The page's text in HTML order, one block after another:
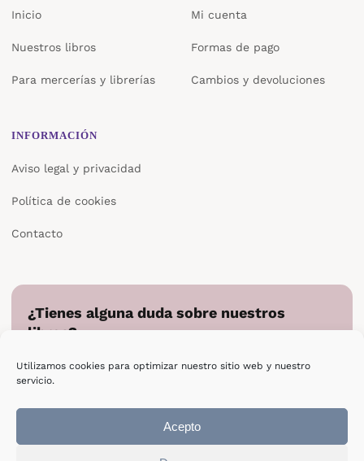
Utilizamos cookies para optimizar nuestro sitio web y nuestro
servicio.
Acepto
Inicio
Nuestros libros
Para mercerías y librerías
Mi cuenta
Formas de pago
Cambios y devoluciones
INFORMACIÓN
Aviso legal y privacidad
Política de cookies
Contacto
¿Tienes alguna duda sobre nuestros
libros?
directamente.
Escribir a Epsilon